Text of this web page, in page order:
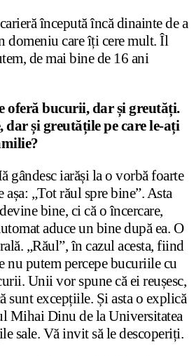
începută încă dinainte de a
domeniu care îți cere mult. Îl
de mai bine de 16 ani
oferă bucurii, dar și greutăți.
și greutățile pe care le-ați
gândesc iarăși la o vorbă foarte
așa: „Tot răul spre bine”. Asta
bine, ci că o încercare,
aduce un bine după ea. O
„Răul”, în cazul acesta, fiind
nu putem percepe bucuriile cu
Unii vor spune că ei reușesc,
sunt excepțiile. Și asta o explică
Mihai Dinu de la Universitatea
sale. Vă invit să le descoperiți.